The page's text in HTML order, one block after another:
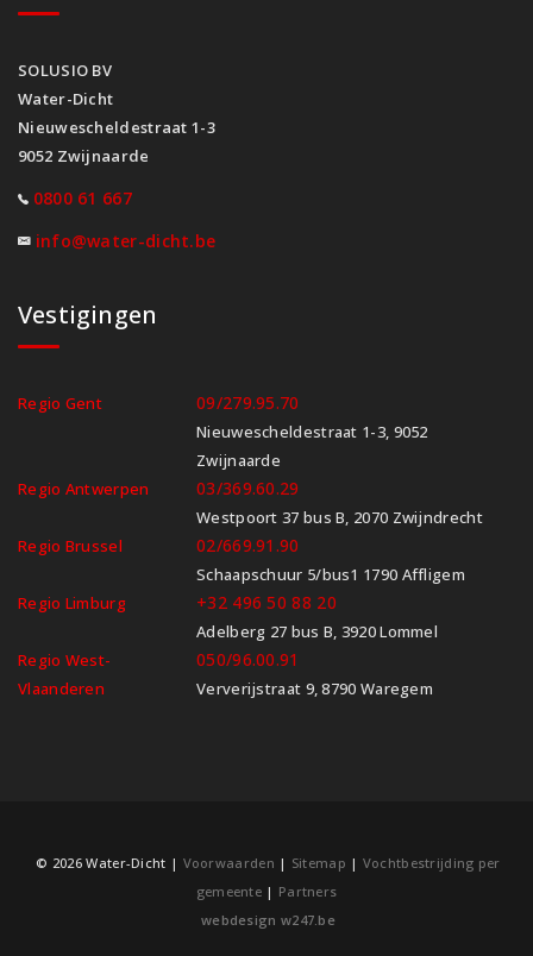
SOLUSIO BV
Water-Dicht
Nieuwescheldestraat 1-3
9052 Zwijnaarde
0800 61 667
info@water-dicht.be
Vestigingen
Regio Gent 09/279.95.70
Nieuwescheldestraat 1-3, 9052
Zwijnaarde
Regio Antwerpen
03/369.60.29
Westpoort 37 bus B, 2070 Zwijndrecht
Regio Brussel
02/669.91.90
Schaapschuur 5/bus1 1790 Affligem
Regio Limburg
+32 496 50 88 20
Adelberg 27 bus B, 3920 Lommel
Regio West-
Vlaanderen
050/96.00.91
Ververijstraat 9, 8790 Waregem
© 2026 Water-Dicht | Voorwaarden | Sitemap | Vochtbestrijding per
gemeente | Partners
webdesign w247.be